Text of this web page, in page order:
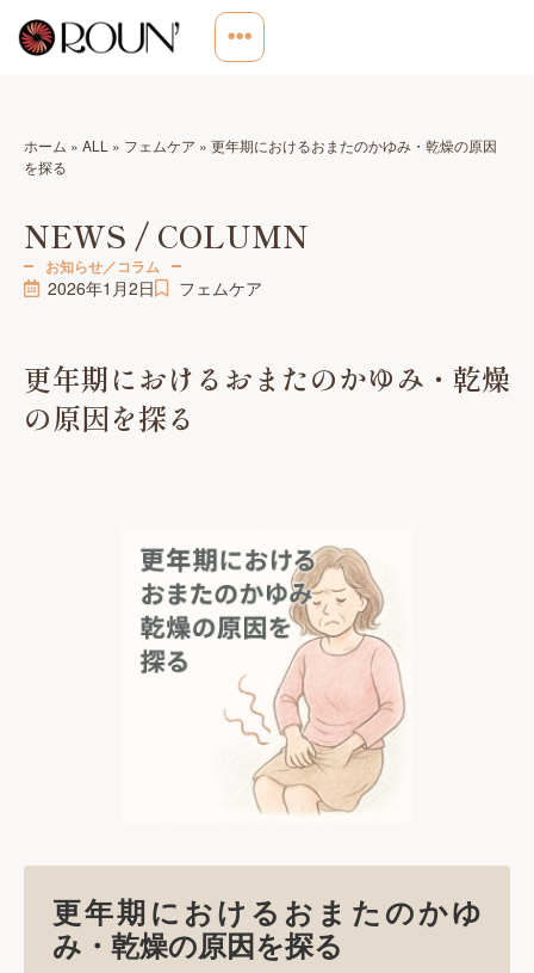
ホーム » ALL » フェムケア » 更年期におけるおまたのかゆみ・乾燥の原因
を探る
NEWS / COLUMN
お知らせ／コラム
2026年1月2日 フェムケア
更年期におけるおまたのかゆみ・乾燥
の原因を探る
更年期におけるおまたのかゆ
み・乾燥の原因を探る